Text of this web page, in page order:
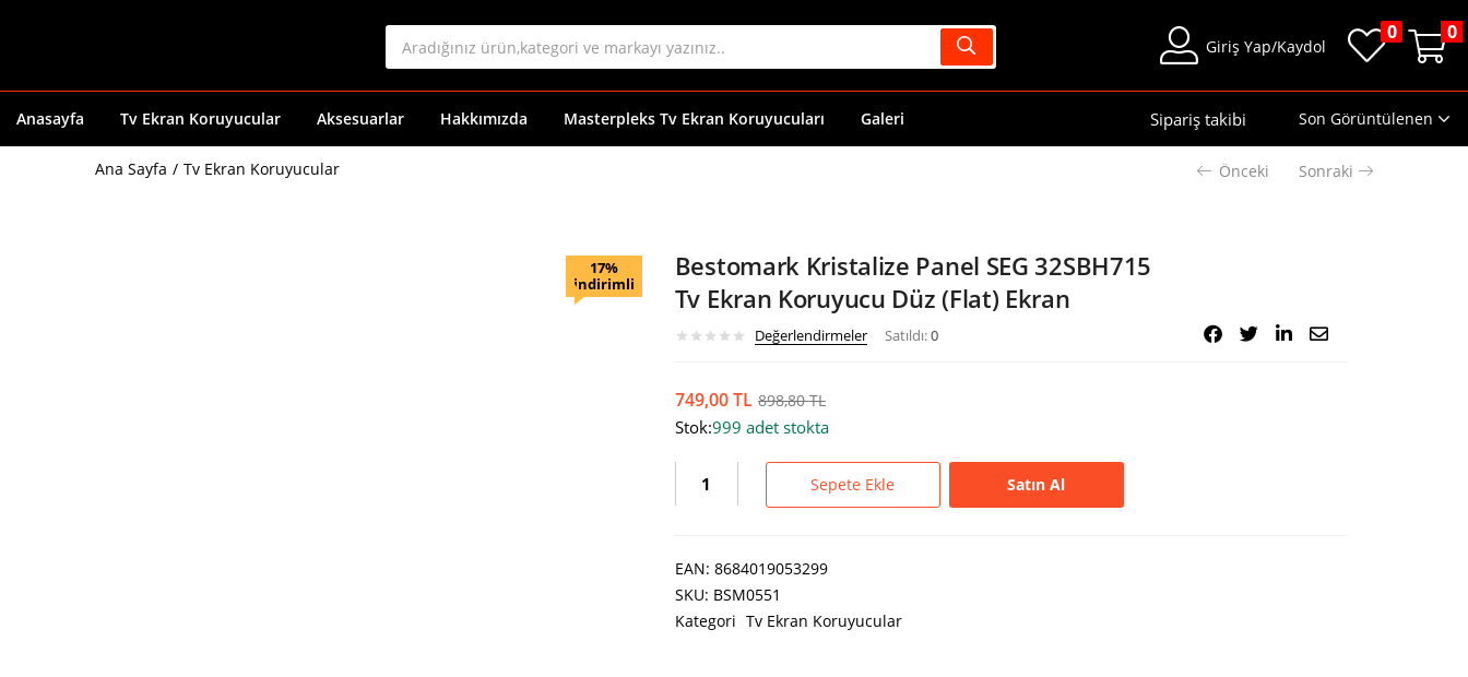
Giriş Yap/Kaydol
0 0
Anasayfa Tv Ekran Koruyucular Aksesuarlar Hakkımızda Masterpleks Tv Ekran Koruyucuları Galeri Sipariş takibi Son Görüntülenen
Ana Sayfa Tv Ekran Koruyucular Önceki Sonraki
17%
indirimli
Bestomark Kristalize Panel SEG 32SBH715
Tv Ekran Koruyucu Düz (Flat) Ekran
Değerlendirmeler Satıldı:0
749,00TL 898,80TL
Stok:999 adet stokta
Sepete Ekle Satın Al
EAN: 8684019053299
SKU: BSM0551
Kategori Tv Ekran Koruyucular